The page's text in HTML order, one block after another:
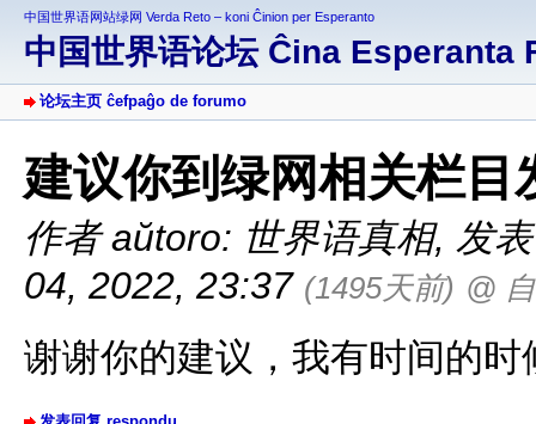
中国世界语网站绿网 Verda Reto – koni Ĉinion per Esperanto
中国世界语论坛 Ĉina Esperanta
论坛主页 ĉefpaĝo de forumo
建议你到绿网相关栏目
作者 aŭtoro: 世界语真相, 发
04, 2022, 23:37 (1495天前) @
谢谢你的建议，我有时间的时